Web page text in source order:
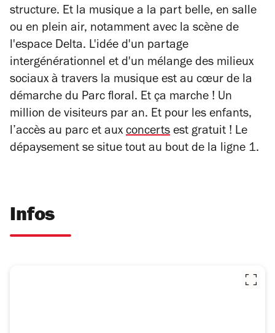
structure. Et la musique a la part belle, en salle
ou en plein air, notamment avec la scène de
l'espace Delta. L'idée d'un partage
intergénérationnel et d'un mélange des milieux
sociaux à travers la musique est au cœur de la
démarche du Parc floral. Et ça marche ! Un
million de visiteurs par an. Et pour les enfants,
l’accès au parc et aux concerts est gratuit ! Le
dépaysement se situe tout au bout de la ligne 1.
Infos